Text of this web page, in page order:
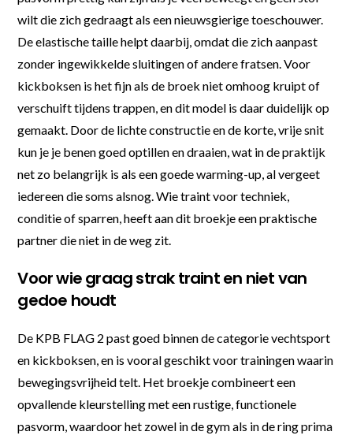
wilt die zich gedraagt als een nieuwsgierige toeschouwer.
De elastische taille helpt daarbij, omdat die zich aanpast
zonder ingewikkelde sluitingen of andere fratsen. Voor
kickboksen is het fijn als de broek niet omhoog kruipt of
verschuift tijdens trappen, en dit model is daar duidelijk op
gemaakt. Door de lichte constructie en de korte, vrije snit
kun je je benen goed optillen en draaien, wat in de praktijk
net zo belangrijk is als een goede warming-up, al vergeet
iedereen die soms alsnog. Wie traint voor techniek,
conditie of sparren, heeft aan dit broekje een praktische
partner die niet in de weg zit.
Voor wie graag strak traint en niet van
gedoe houdt
De KPB FLAG 2 past goed binnen de categorie vechtsport
en kickboksen, en is vooral geschikt voor trainingen waarin
bewegingsvrijheid telt. Het broekje combineert een
opvallende kleurstelling met een rustige, functionele
pasvorm, waardoor het zowel in de gym als in de ring prima